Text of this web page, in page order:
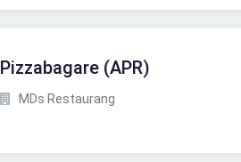
Pizzabagare (APR)
MDs Restaurang